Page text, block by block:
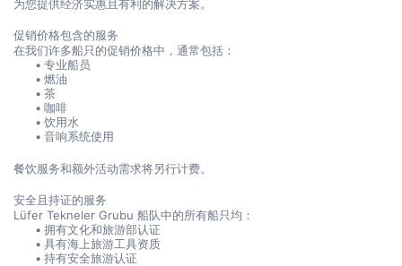
为您提供经济实惠且有利的解决方案。
促销价格包含的服务
在我们许多船只的促销价格中，通常包括：
专业船员
燃油
茶
咖啡
饮用水
音响系统使用
餐饮服务和额外活动需求将另行计费。
安全且持证的服务
Lüfer Tekneler Grubu 船队中的所有船只均：
拥有文化和旅游部认证
具有海上旅游工具资质
持有安全旅游认证